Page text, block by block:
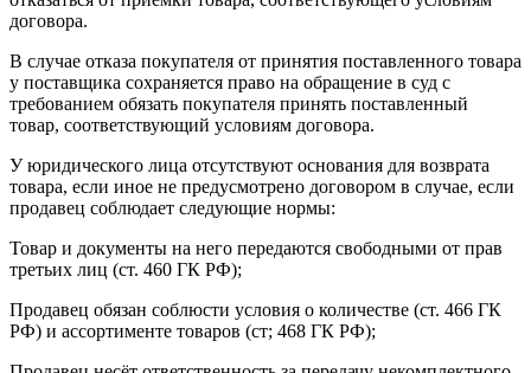
договора.
В случае отказа покупателя от принятия поставленного товара
у поставщика сохраняется право на обращение в суд с
требованием обязать покупателя принять поставленный
товар, соответствующий условиям договора.
У юридического лица отсутствуют основания для возврата
товара, если иное не предусмотрено договором в случае, если
продавец соблюдает следующие нормы:
Товар и документы на него передаются свободными от прав
третьих лиц (ст. 460 ГК РФ);
Продавец обязан соблюсти условия о количестве (ст. 466 ГК
РФ) и ассортименте товаров (ст; 468 ГК РФ);